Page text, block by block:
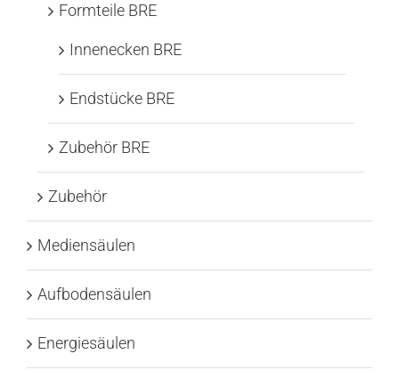
Formteile BRE
Innenecken BRE
Endstücke BRE
Zubehör BRE
Zubehör
Mediensäulen
Aufbodensäulen
Energiesäulen